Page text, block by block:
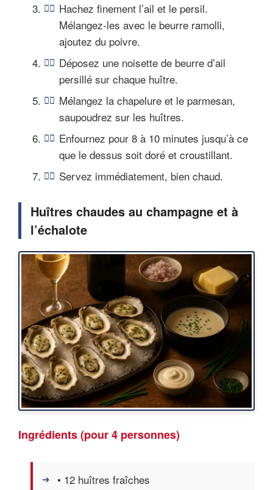
Hachez finement l’ail et le persil.
Mélangez-les avec le beurre ramolli,
ajoutez du poivre.
Déposez une noisette de beurre d’ail
persillé sur chaque huître.
Mélangez la chapelure et le parmesan,
saupoudrez sur les huîtres.
Enfournez pour 8 à 10 minutes jusqu’à ce
que le dessus soit doré et croustillant.
Servez immédiatement, bien chaud.
Huîtres chaudes au champagne et à
l’échalote
Ingrédients (pour 4 personnes)
• 12 huîtres fraîches